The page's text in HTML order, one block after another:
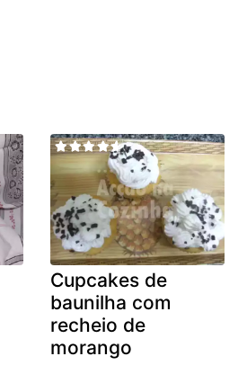
Cupcakes de
baunilha com
recheio de
morango